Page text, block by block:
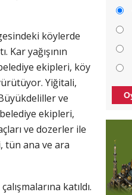
köylerde
yağışının
ekipleri, köy
Yiğitali,
ve
ekipleri,
ve dozerler ile
tün ana ve ara
katıldı.